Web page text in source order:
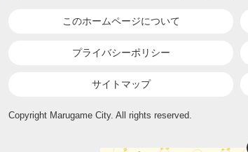
このホームページについて
プライバシーポリシー
サイトマップ
Copyright Marugame City. All rights reserved.